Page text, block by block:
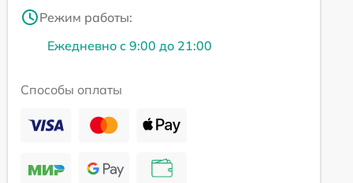
Режим работы:
Ежедневно с 9:00 до 21:00
Способы оплаты